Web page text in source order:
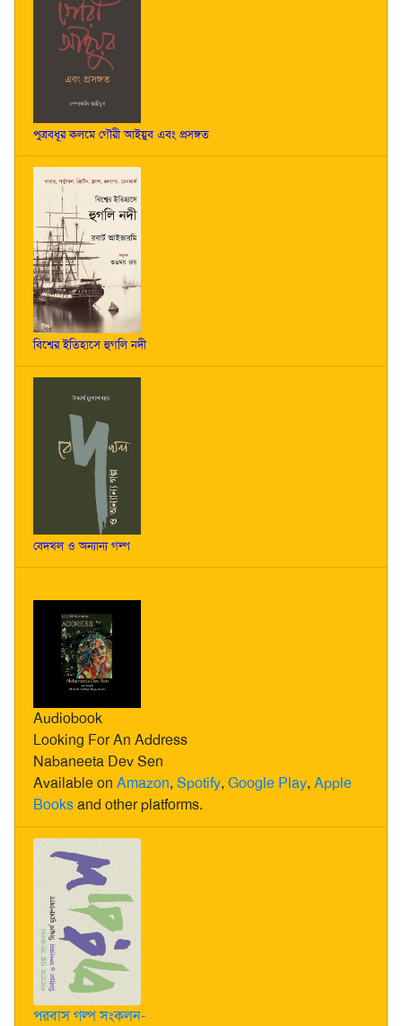
পুত্রবধূর কলমে গৌরী আইয়ুব এবং প্রসঙ্গত
বিশ্বের ইতিহাসে হুগলি নদী
বেদখল ও অন্যান্য গল্প
Audiobook
Looking For An Address
Nabaneeta Dev Sen
Available on Amazon, Spotify, Google Play, Apple
Booksand other platforms.
পরবাস গল্প সংকলন-